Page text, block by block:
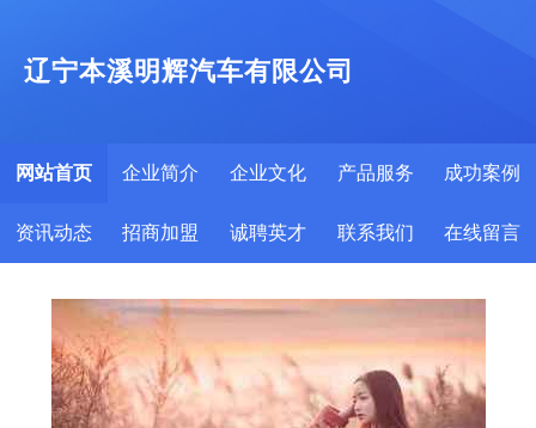
辽宁本溪明辉汽车有限公司
网站首页 企业简介 企业文化 产品服务 成功案例
资讯动态 招商加盟 诚聘英才 联系我们 在线留言